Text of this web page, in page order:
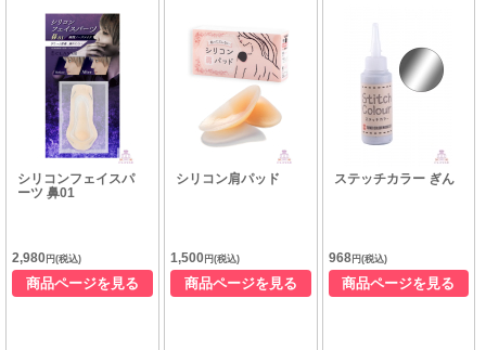
シリコンフェイスパ
ーツ 鼻01
2,980 円(税込)
商品ページを見る
シリコン肩パッド
1,500円(税込)
商品ページを見る
ステッチカラー ぎん
968円(税込)
商品ページを見る